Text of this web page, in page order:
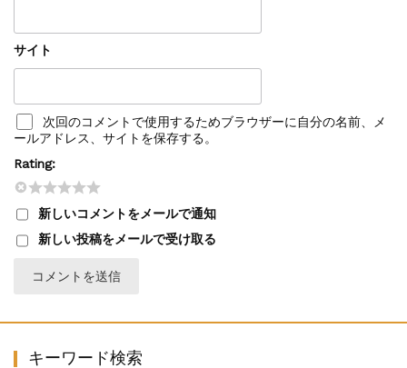
サイト
次回のコメントで使用するためブラウザーに自分の名前、メ
ールアドレス、サイトを保存する。
Rating:
新しいコメントをメールで通知
新しい投稿をメールで受け取る
キーワード検索